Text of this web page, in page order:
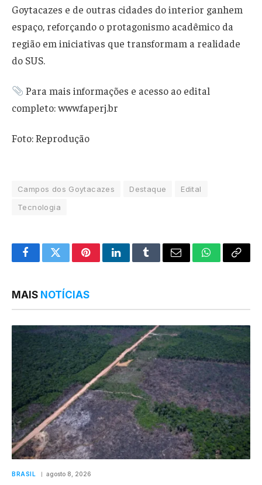
Goytacazes e de outras cidades do interior ganhem
espaço, reforçando o protagonismo acadêmico da
região em iniciativas que transformam a realidade
do SUS.
Para mais informações e acesso ao edital
completo: www.faperj.br
Foto: Reprodução
Campos dos Goytacazes Destaque
Edital
Tecnologia
FacebookTwitterPinterestLinkedInTumblrEmail WhatsApp
Copy
MAIS NOTÍCIAS
BRASIL agosto 8, 2026